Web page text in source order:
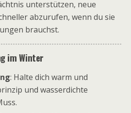
unterstützen, neue
abzurufen, wenn du sie
brauchst.
im Winter
: Halte dich warm und
und wasserdichte